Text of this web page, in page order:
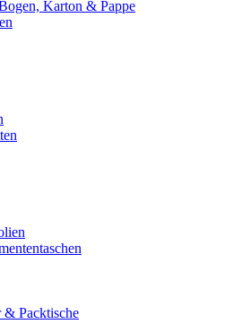
Karton & Pappe
& Packtische